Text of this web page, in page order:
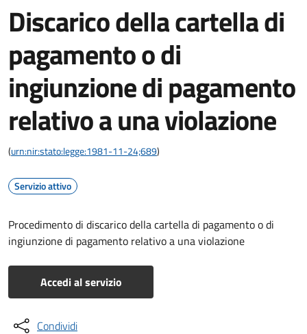
Discarico della cartella di
pagamento o di
ingiunzione di pagamento
relativo a una violazione
(urn:nir:stato:legge:1981-11-24;689)
Servizio attivo
Procedimento di discarico della cartella di pagamento o di
ingiunzione di pagamento relativo a una violazione
Accedi al servizio
Condividi